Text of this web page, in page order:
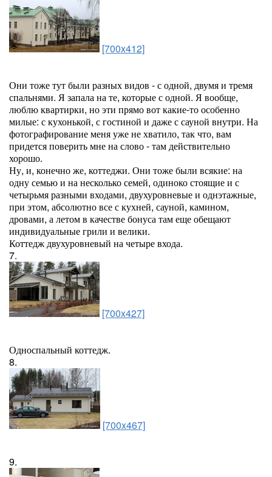
[700x412]
Они тоже тут были разных видов - с одной, двумя и тремя
спальнями. Я запала на те, которые с одной. Я вообще,
люблю квартирки, но эти прямо вот какие-то особенно
милые: с кухонькой, с гостиной и даже с сауной внутри. На
фотографирование меня уже не хватило, так что, вам
придется поверить мне на слово - там действительно
хорошо.
Ну, и, конечно же, коттеджи. Они тоже были всякие: на
одну семью и на несколько семей, одиноко стоящие и с
четырьмя разными входами, двухуровневые и однэтажные,
при этом, абсолютно все с кухней, сауной, камином,
дровами, а летом в качестве бонуса там еще обещают
индивидуальные грили и велики.
Коттедж двухуровневый на четыре входа.
7.
[700x427]
Односпальный коттедж.
8.
[700x467]
9.